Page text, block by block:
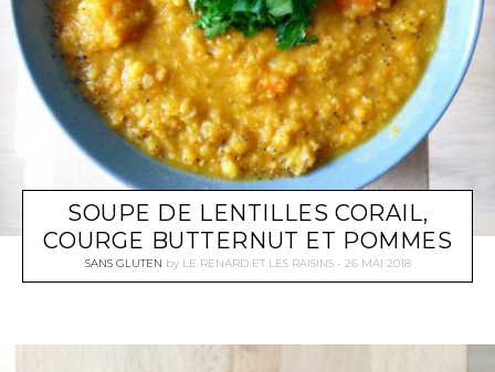
SOUPE DE LENTILLES CORAIL,
COURGE BUTTERNUT ET POMMES
SANS GLUTEN by LE RENARD ET LES RAISINS 26 MAI 2018